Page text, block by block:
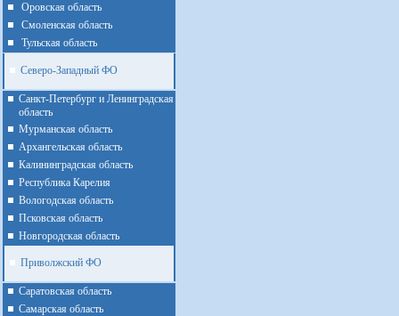
Оровская область
Смоленская область
Тульская область
Северо-Западный ФО
Санкт-Петербург и Ленинградская
область
Мурманская область
Архангельская область
Калининградская область
Республика Карелия
Вологодская область
Псковская область
Новгородская область
Приволжский ФО
Cаратовская область
Cамарская область